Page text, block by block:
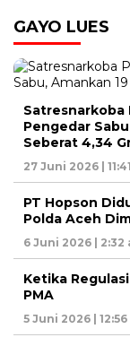
GAYO LUES
Satresnarkoba
Pengedar
Seberat 4,34
27 Juni 2026 |
PT Hopson
Polda Aceh
6 Juni 2026 | 2:32
Ketika
PMA
5 Juni 2026 |